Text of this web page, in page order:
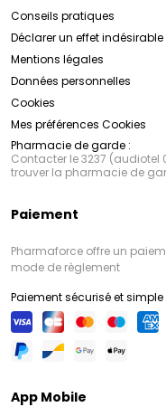
Conseils pratiques
Déclarer un effet indésirable
Mentions légales
Données personnelles
Cookies
Mes préférences Cookies
Pharmacie de garde :
Contacter le 3237
trouver la pharmacie de
Paiement
Pharmaforce offre un
mode de règlement
Paiement sécurisé et simple
App Mobile